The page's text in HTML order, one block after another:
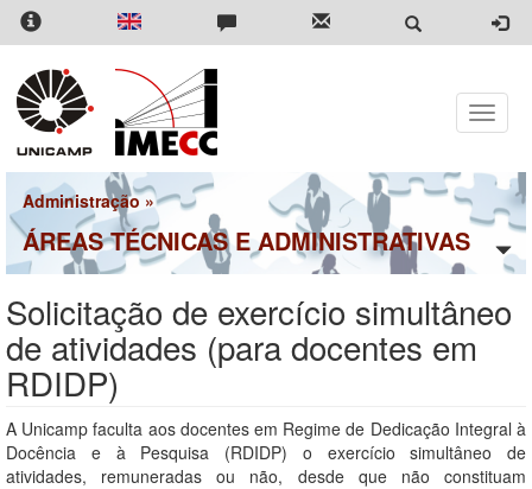
Pular
para
conteúdo
principal
Toggle
Administração»
ÁREAS TÉCNICAS E ADMINISTRATIVAS
Solicitação de exercício simultâneo
de atividades (para docentes em
RDIDP)
A Unicamp faculta aos docentes em Regime de Dedicação Integral à
Docência e à Pesquisa (RDIDP) o exercício simultâneo de
atividades, remuneradas ou não, desde que não constituam